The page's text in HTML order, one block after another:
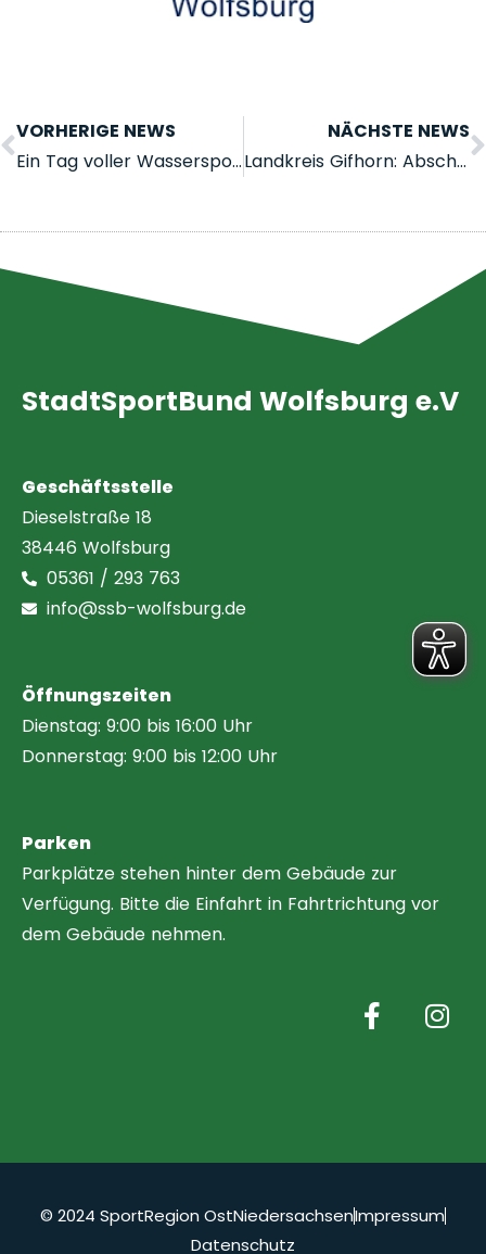
VORHERIGE NEWS
Ein Tag voller Wassersport – nur für Frauen
NÄCHSTE NEWS
Landkreis Gifhorn: Abschaffung der Sportstättenförderung?
StadtSportBund Wolfsburg e.V
Geschäftsstelle
Dieselstraße 18
38446 Wolfsburg
05361 / 293 763
info@ssb-wolfsburg.de
Öffnungszeiten
Dienstag: 9:00 bis 16:00 Uhr
Donnerstag: 9:00 bis 12:00 Uhr
Parken
Parkplätze stehen hinter dem Gebäude zur
Verfügung. Bitte die Einfahrt in Fahrtrichtung vor
dem Gebäude nehmen.
© 2024 SportRegion OstNiedersachsenImpressum
Datenschutz